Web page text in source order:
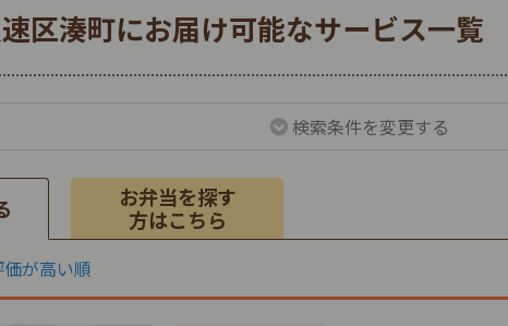
区湊町にお届け可能なサービス一覧
検索条件を変更する
お弁当を探す
方はこちら
が高い順